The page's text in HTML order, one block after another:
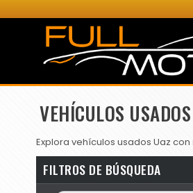
VEHÍCULOS
Explora vehículos usados Uaz
FILTROS DE BÚSQUEDA